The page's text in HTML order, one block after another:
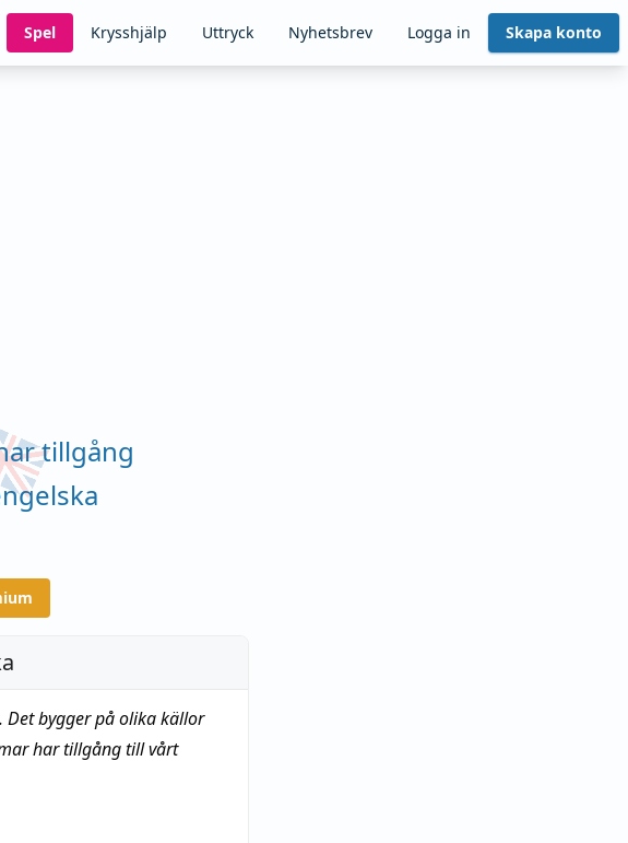
Spel Krysshjälp Uttryck Nyhetsbrev Logga in Skapa konto
tillgång
bygger på olika källor
har tillgång till vårt